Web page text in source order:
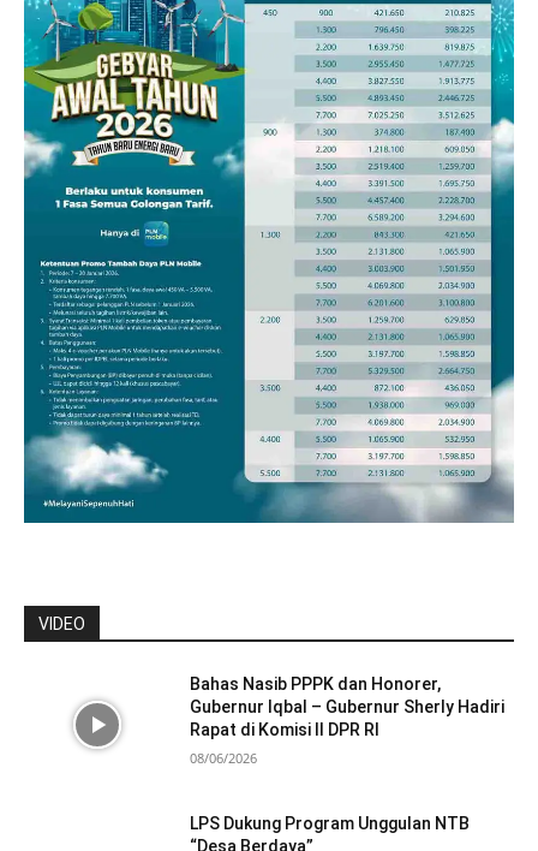
VIDEO
Bahas Nasib PPPK dan Honorer,
Gubernur Iqbal – Gubernur Sherly Hadiri
Rapat di Komisi II DPR RI
08/06/2026
LPS Dukung Program Unggulan NTB
“Desa Berdaya”